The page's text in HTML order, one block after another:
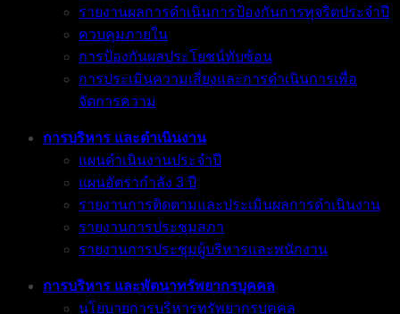
รายงานผลการดำเนินการป้องกันการทุจริตประจำปี
ควบคุมภายใน
การป้องกันผลประโยชน์ทับซ้อน
การประเมินความเสี่ยงและการดำเนินการเพื่อ
จัดการความ
การบริหาร และดำเนินงาน
แผนดำเนินงานประจำปี
แผนอัตรากำลัง 3 ปี
รายงานการติดตามและประเมินผลการดำเนินงาน
รายงานการประชุมสภา
รายงานการประชุมผู้บริหารและพนักงาน
การบริหาร และพัตนาทรัพยากรบุคคล
นโยบายการบริหารทรัพยากรบุคคล